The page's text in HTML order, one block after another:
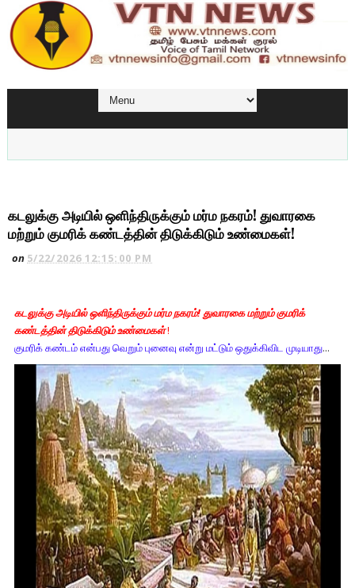
கடலுக்கு அடியில் ஒளிந்திருக்கும் மர்ம நகரம்! துவாரகை
மற்றும் குமரிக் கண்டத்தின் திடுக்கிடும் உண்மைகள்!
on 5/22/2026 12:15:00 PM
கடலுக்கு அடியில் ஒளிந்திருக்கும் மர்ம நகரம்! துவாரகை மற்றும் குமரிக்
கண்டத்தின் திடுக்கிடும் உண்மைகள்!
குமரிக் கண்டம் என்பது வெறும் புனைவு என்று மட்டும் ஒதுக்கிவிட முடியாது...